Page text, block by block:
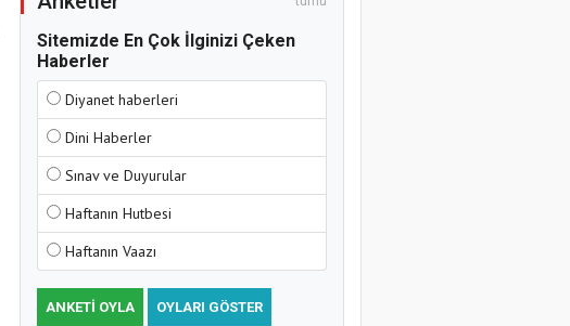
Sitemizde En Çok İlginizi Çeken
Haberler
Diyanet haberleri
Dini Haberler
Sınav ve Duyurular
Haftanın Hutbesi
Haftanın Vaazı
ANKETI OYLA OYLARI GÖSTER